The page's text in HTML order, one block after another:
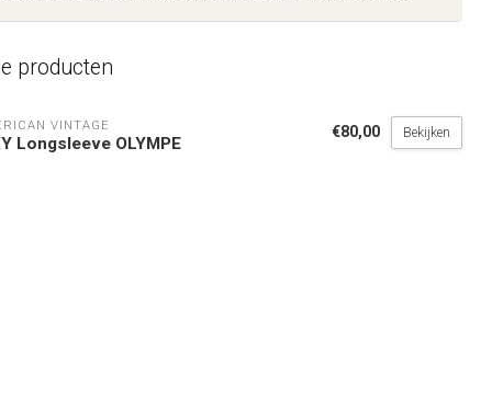
producten
VINTAGE
Longsleeve OLYMPE
€80,00 Bekijken